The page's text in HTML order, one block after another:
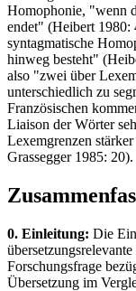
Homophonie, "wenn
endet" (Heibert 1980:
syntagmatische
hinweg besteht"
also "zwei über
unterschiedlich zu
Französischen
Liaison der Wörter
Lexemgrenzen
Grassegger 1985: 20).
0. Einleitung: Die
Forschungsfrage
Übersetzung im